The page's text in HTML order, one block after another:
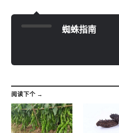
蜘蛛指南
阅读下个 →